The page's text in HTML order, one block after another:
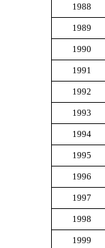
1988
1989
1990
1991
1992
1993
1994
1995
1996
1997
1998
1999